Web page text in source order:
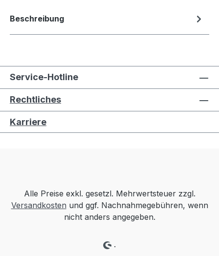
Beschreibung
Service-Hotline
Rechtliches
Karriere
Alle Preise exkl. gesetzl. Mehrwertsteuer zzgl.
Versandkosten und ggf. Nachnahmegebühren, wenn
nicht anders angegeben.
.